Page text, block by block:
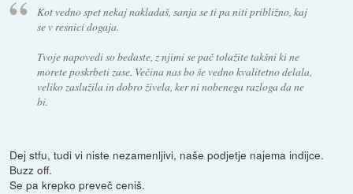
Kot vedno spet nekaj nakladaš, sanja se ti pa niti približno, kaj
se v resnici dogaja.
Tvoje napovedi so bedaste, z njimi se pač tolažite takšni ki ne
morete poskrbeti zase. Večina nas bo še vedno kvalitetno delala,
veliko zaslužila in dobro živela, ker ni nobenega razloga da ne
bi.
Dej stfu, tudi vi niste nezamenljivi, naše podjetje najema indijce.
Buzz off.
Se pa krepko preveč ceniš.